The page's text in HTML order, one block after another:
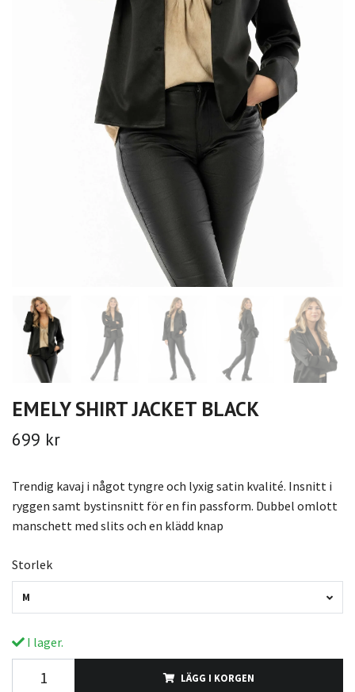
EMELY SHIRT JACKET BLACK
699 kr
Trendig kavaj i något tyngre och lyxig satin kvalité. Insnitt i
ryggen samt bystinsnitt för en fin passform. Dubbel omlott
manschett med slits och en klädd knap
Storlek
M
I lager.
LÄGG I KORGEN